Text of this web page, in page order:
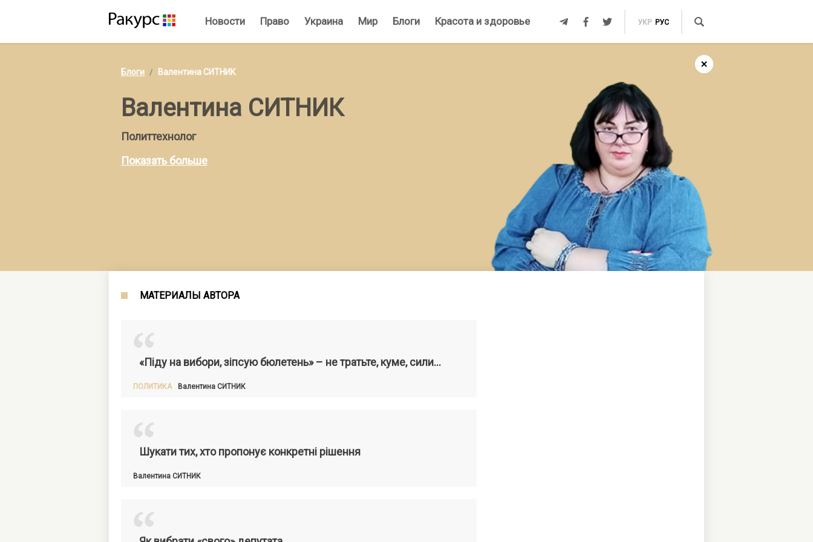
Новости Право Украина Мир Блоги Красота и здоровье УКР РУС
Блоги Валентина СИТНИК
Валентина СИТНИК
Политтехнолог
Показать больше
МАТЕРИАЛЫ АВТОРА
“
«Піду на вибори, зіпсую бюлетень» – не тратьте, куме, сили…
ПОЛИТИКА Валентина СИТНИК
“
Шукати тих, хто пропонує конкретні рішення
Валентина СИТНИК